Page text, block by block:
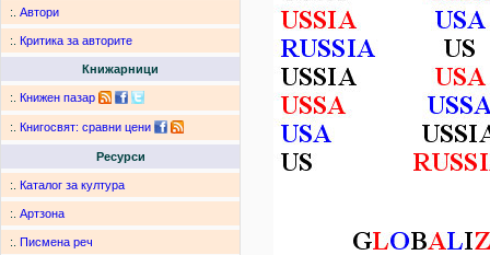
:. Автори
:. Критика за авторите
Книжарници
:. Книжен пазар
:. Книгосвят: сравни цени
Ресурси
:. Каталог за култура
:. Артзона
:. Писмена реч